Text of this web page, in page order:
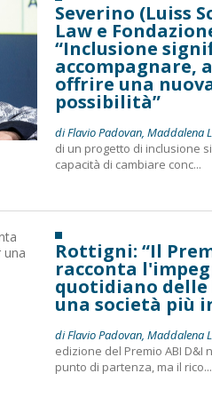
Severino (Luiss
Law e
“Inclusione
accompagnare,
offrire una
possibilità”
di Flavio Padovan, Maddalena
di un progetto di inclusione
capacità di cambiare conc...
Rottigni: “Il
racconta
quotidiano delle
una società più
di Flavio Padovan, Maddalena
edizione del Premio ABI D&I
punto di partenza, ma il rico...